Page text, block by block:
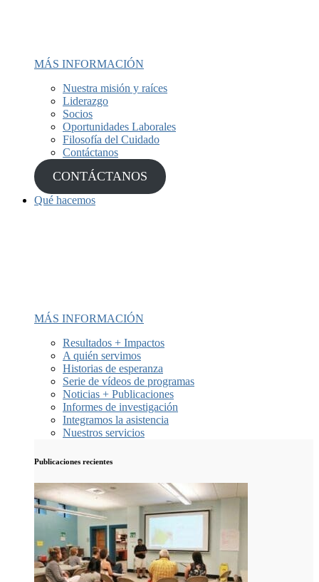
MÁS INFORMACIÓN
Nuestra misión y raíces
Liderazgo
Socios
Oportunidades Laborales
Filosofía del Cuidado
Contáctanos
CONTÁCTANOS
Qué hacemos
MÁS INFORMACIÓN
Resultados + Impactos
A quién servimos
Historias de esperanza
Serie de vídeos de programas
Noticias + Publicaciones
Informes de investigación
Integramos la asistencia
Nuestros servicios
Publicaciones recientes